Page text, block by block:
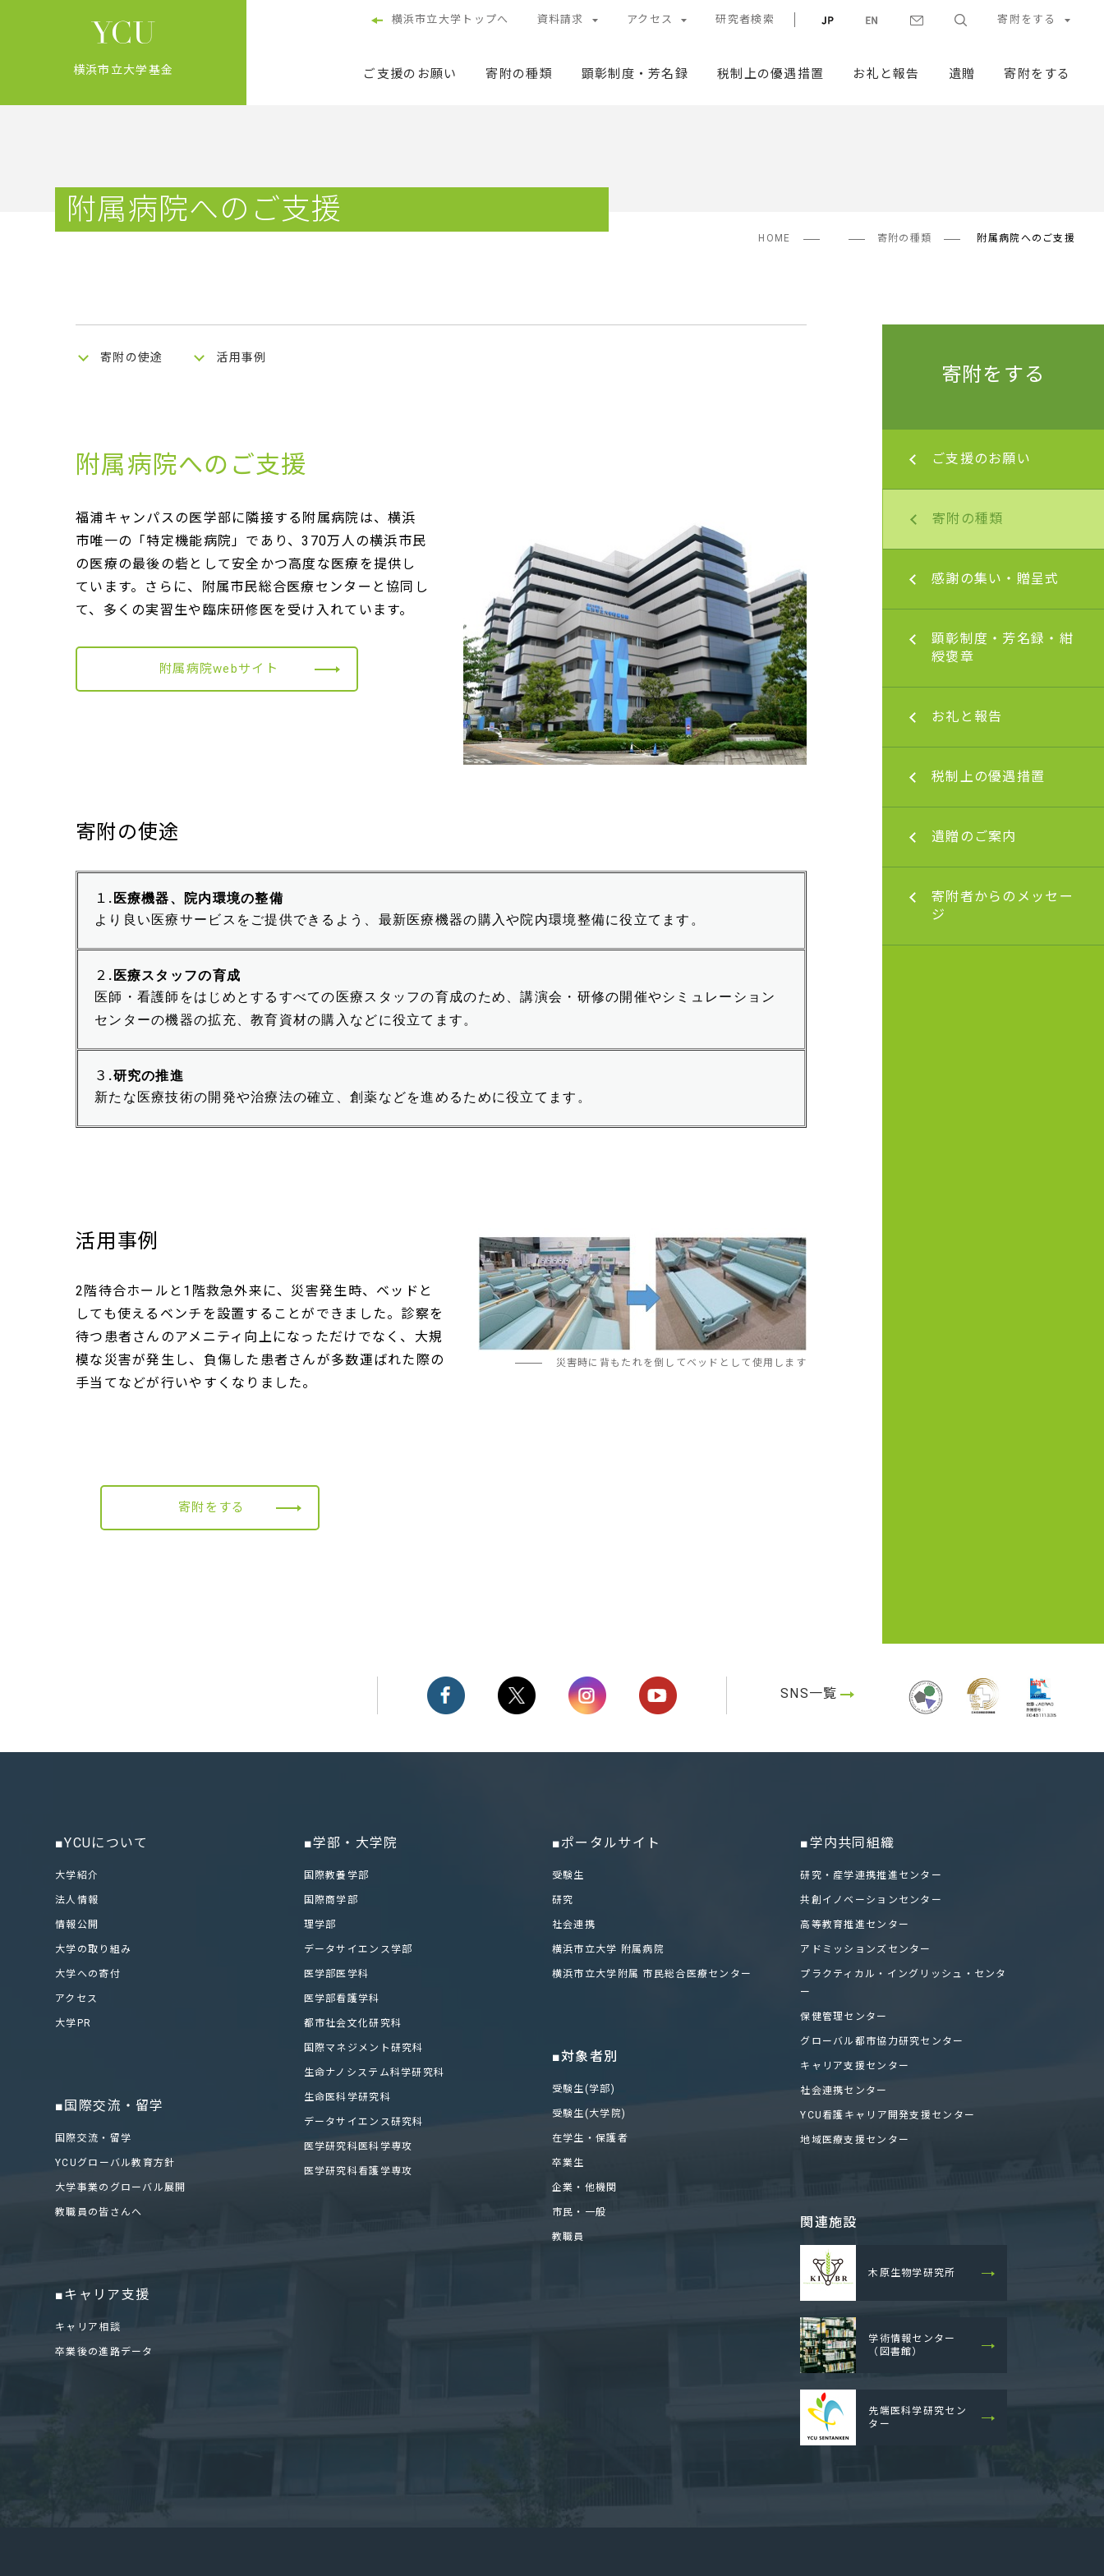
横浜市立大学基金
横浜市立大学トップへ 資料請求 アクセス 研究者検索 寄附をする
ご支援のお願い 寄附の種類 顕彰制度・芳名録 税制上の優遇措置 お礼と報告 遺贈 寄附をする
附属病院へのご支援
HOME 寄附の種類 附属病院へのご支援
寄附の使途 活用事例
附属病院へのご支援
福浦キャンパスの医学部に隣接する附属病院は、横浜
市唯一の「特定機能病院」であり、370万人の横浜市民
の医療の最後の砦として安全かつ高度な医療を提供し
ています。さらに、附属市民総合医療センターと協同し
て、多くの実習生や臨床研修医を受け入れています。
附属病院webサイト
寄附の使途
１ . 医療機器、院内環境の整備
より良い医療サービスをご提供できるよう、最新医療機器の購入や院内環境整備に役立てます。
２ . 医療スタッフの育成
医師・看護師をはじめとするすべての医療スタッフの育成のため、講演会・研修の開催やシミュレーション
センターの機器の拡充、教育資材の購入などに役立てます。
３ .研究の推進
新たな医療技術の開発や治療法の確立、創薬などを進めるために役立てます。
災害時に背もたれを倒してベッドとして使用します
活用事例
2階待合ホールと1階救急外来に、災害発生時、ベッドと
しても使えるベンチを設置することができました。診察を
待つ患者さんのアメニティ向上になっただけでなく、大規
模な災害が発生し、負傷した患者さんが多数運ばれた際の
手当てなどが行いやすくなりました。
寄附をする
寄附をする
ご支援のお願い
附のお願い
寄附の種類
YCU留学サポート奨学金へ
のご支援
YCUシミュレーションセン
ター募金
YCU修学支援募金
木原生物学研究所へのご支
先端医科学研究センターへ
のご支援
学術情報センター（図書
YCU100募金へのご支援の
感謝の集い・贈呈式
感謝の集い・贈呈式
顕彰制度・芳名録・紺
綬褒章
顕彰制度・芳名録・紺綬褒
章
紺綬褒章について お礼と報告
お礼と報告
治療へ向けたヒト膵島を用
経原発悪性リンパ腫治療法
かもめプロジェクト（遺贈
を活用した研究プロジェク
ト）
部 駿）
チアリーダー部世界大会で
準優勝！
奨学金受給者の留学体験談
奨学金受給者の留学体験談
飯田 紀香さん
学生ボランティア団体
「one by ONE」から寄附
者の皆様へ感謝の言葉
製氷機を購入しました
税制上の優遇措置
遺贈のご案内
寄附者からのメッセー
ジ
SNS一覧
■YCUについて
大学紹介
法人情報
情報公開
大学の取り組み
大学への寄付
アクセス
大学PR
■国際交流・留学
国際交流・留学
YCUグローバル教育方針
大学事業のグローバル展開
教職員の皆さんへ
■キャリア支援
キャリア相談
卒業後の進路データ
■学部・大学院
国際教養学部
国際商学部
理学部
データサイエンス学部
医学部医学科
医学部看護学科
都市社会文化研究科
国際マネジメント研究科
生命ナノシステム科学研究科
生命医科学研究科
データサイエンス研究科
医学研究科医科学専攻
医学研究科看護学専攻
■ポータルサイト
受験生
研究
社会連携
横浜市立大学 附属病院
横浜市立大学附属 市民総合医療センター
■対象者別
受験生(学部)
受験生(大学院)
在学生・保護者
卒業生
企業・他機関
市民・一般
教職員
■学内共同組織
研究・産学連携推進センター
共創イノベーションセンター
高等教育推進センター
アドミッションズセンター
プラクティカル・イングリッシュ・センタ
ー
保健管理センター
グローバル都市協力研究センター
キャリア支援センター
社会連携センター
YCU看護キャリア開発支援センター
地域医療支援センター
関連施設
木原生物学研究所
学術情報センター
（図書館）
先端医科学研究セン
ター